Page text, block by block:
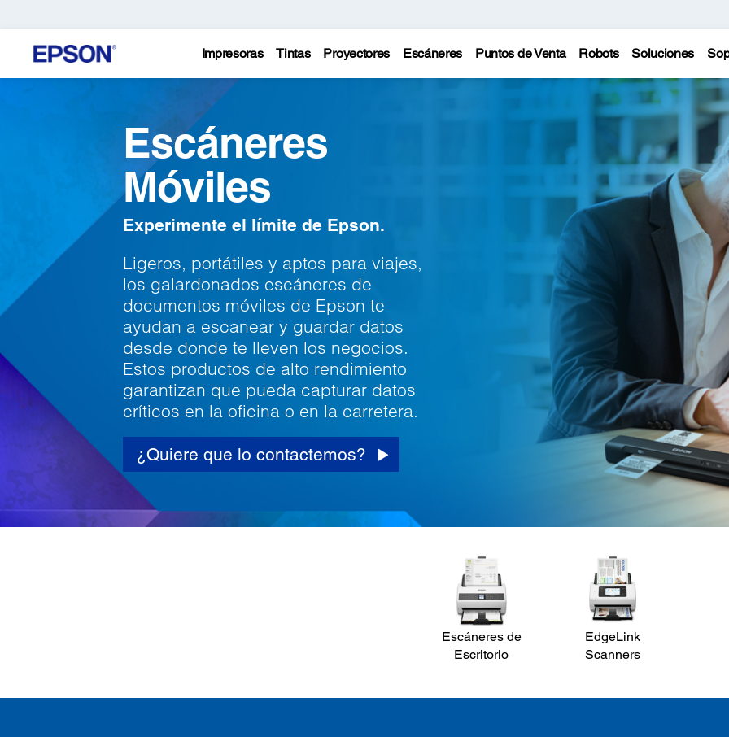
Impresoras Tintas Proyectores Escáneres Puntos de Venta Robots Soluciones
Escáneres
Móviles
Experimente el límite de Epson.
Ligeros, portátiles y aptos para viajes,
los galardonados escáneres de
documentos móviles de Epson te
ayudan a escanear y guardar datos
desde donde te lleven los negocios.
Estos productos de alto rendimiento
garantizan que pueda capturar datos
críticos en la oficina o en la carretera.
¿Quiere que lo contactemos?
Escáneres de
Escritorio
EdgeLink
Scanners